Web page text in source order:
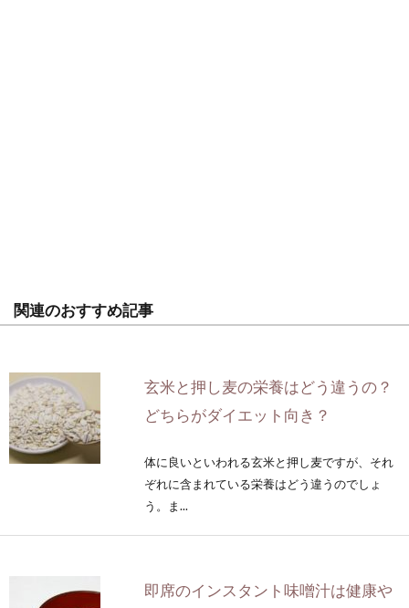
関連のおすすめ記事
玄米と押し麦の栄養はどう違うの？
どちらがダイエット向き？
体に良いといわれる玄米と押し麦ですが、それ
ぞれに含まれている栄養はどう違うのでしょ
う。ま...
即席のインスタント味噌汁は健康や